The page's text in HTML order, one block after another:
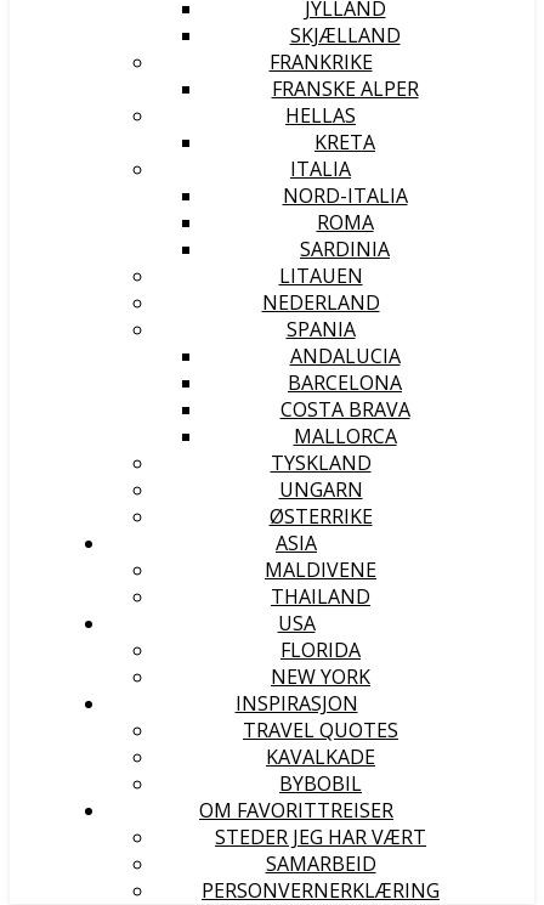
JYLLAND
SKJÆLLAND
FRANKRIKE
FRANSKE ALPER
HELLAS
KRETA
ITALIA
NORD-ITALIA
ROMA
SARDINIA
LITAUEN
NEDERLAND
SPANIA
ANDALUCIA
BARCELONA
COSTA BRAVA
MALLORCA
TYSKLAND
UNGARN
ØSTERRIKE
ASIA
MALDIVENE
THAILAND
USA
FLORIDA
NEW YORK
INSPIRASJON
TRAVEL QUOTES
KAVALKADE
BYBOBIL
OM FAVORITTREISER
STEDER JEG HAR VÆRT
SAMARBEID
PERSONVERNERKLÆRING